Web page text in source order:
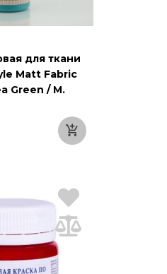
для ткани
Matt Fabric
Green / М.